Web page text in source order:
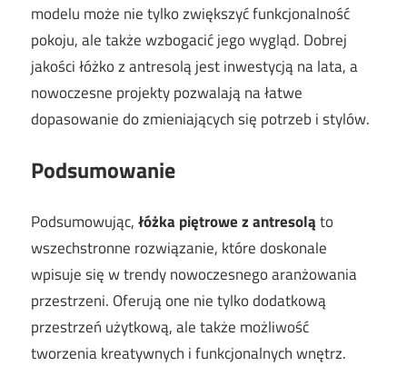
modelu może nie tylko zwiększyć funkcjonalność
pokoju, ale także wzbogacić jego wygląd. Dobrej
jakości łóżko z antresolą jest inwestycją na lata, a
nowoczesne projekty pozwalają na łatwe
dopasowanie do zmieniających się potrzeb i stylów.
Podsumowanie
Podsumowując,łóżka piętrowe z antresoląto
wszechstronne rozwiązanie, które doskonale
wpisuje się w trendy nowoczesnego aranżowania
przestrzeni. Oferują one nie tylko dodatkową
przestrzeń użytkową, ale także możliwość
tworzenia kreatywnych i funkcjonalnych wnętrz.